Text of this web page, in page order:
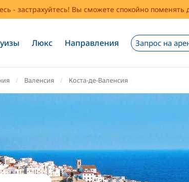
- застрахуйтесь! Вы сможете спокойно
Люкс Направления Запрос на
Валенсия Коста-де-Валенсия